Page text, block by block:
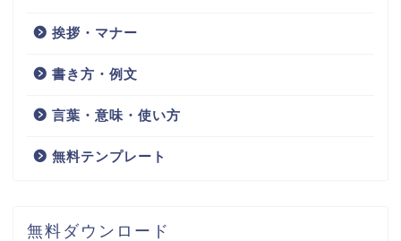
挨拶・マナー
書き方・例文
言葉・意味・使い方
無料テンプレート
無料ダウンロード